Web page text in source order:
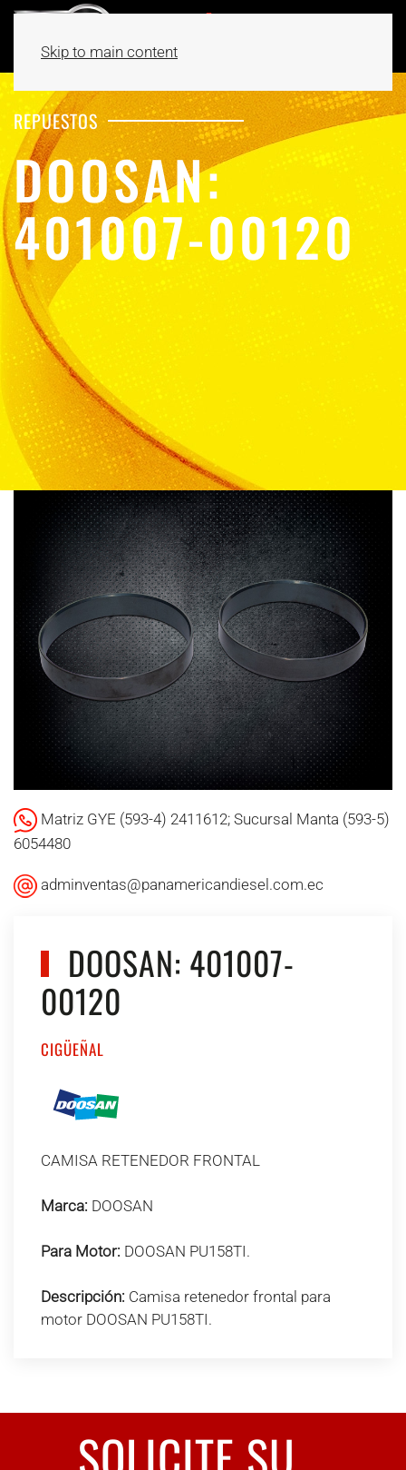
Skip to main content
REPUESTOS
DOOSAN:
401007-00120
Matriz GYE (593-4) 2411612; Sucursal Manta (593-5)
6054480
adminventas@panamericandiesel.com.ec
DOOSAN: 401007-
00120
CIGÜEÑAL
CAMISA RETENEDOR FRONTAL
Marca: DOOSAN
Para Motor: DOOSAN PU158TI.
Descripción: Camisa retenedor frontal para
motor DOOSAN PU158TI.
SOLICITE SU